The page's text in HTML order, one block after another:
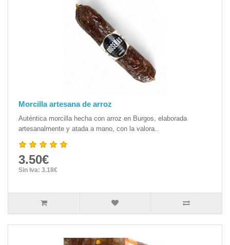
Morcilla artesana de arroz
Auténtica morcilla hecha con arroz en Burgos, elaborada
artesanalmente y atada a mano, con la valora..
3.50€
Sin Iva: 3.18€